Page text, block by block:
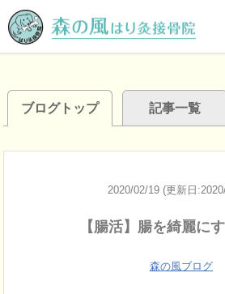
ブログトップ 記事一覧
2020/02/19 (更新日
【腸活】腸を綺麗に
森の風ブログ